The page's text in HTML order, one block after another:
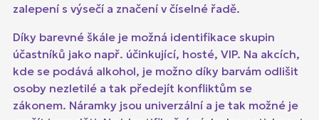
zalepení s výsečí a značení v číselné řadě.
Díky barevné škále je možná identifikace skupin
účastníků jako např. účinkující, hosté, VIP. Na akcích,
kde se podává alkohol, je možno díky barvám odlišit
osoby nezletilé a tak předejít konfliktům se
zákonem. Náramky jsou univerzální a je tak možné je